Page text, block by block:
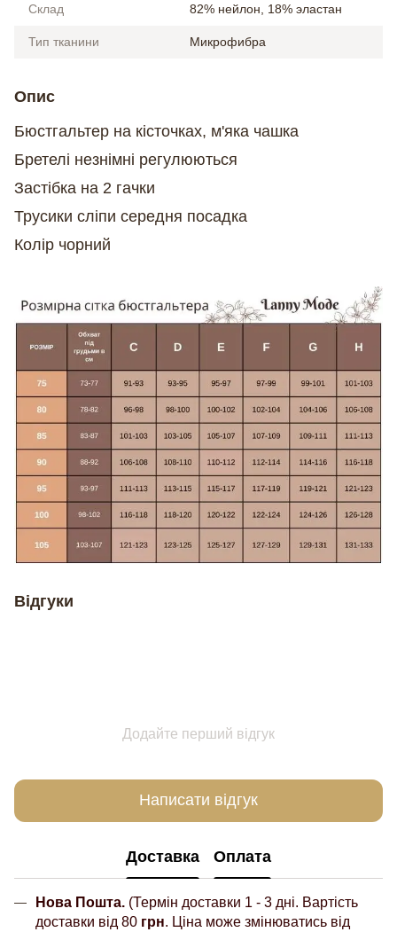
Склад 82% нейлон, 18% эластан
Тип тканини Микрофибра
Опис
Бюстгальтер на кісточках, м'яка чашка
Бретелі незнімні регулюються
Застібка на 2 гачки
Трусики сліпи середня посадка
Колір чорний
Відгуки
Додайте перший відгук
Написати відгук
Доставка Оплата
Нова Пошта. (Термін доставки 1 - 3 дні. Вартість
доставки від 80 грн. Ціна може змінюватись від